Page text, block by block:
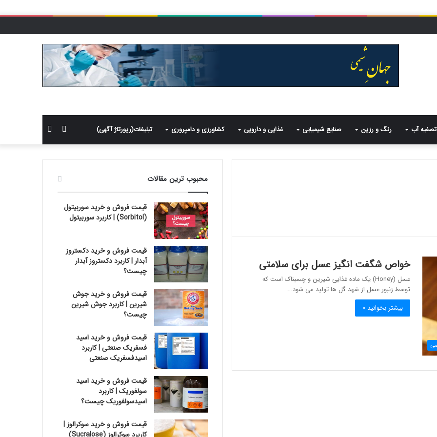
تصفیه آب رنگ و رزین صنایع شیمیایی غذایی و دارویی کشاورزی و دامپروری تبلیغات(رپورتاژ آگهی)
برای
سایدبار
خواص شگفت انگیز عسل برای سلامتی
عسل (Honey) یک ماده غذایی شیرین و چسبناک است که
توسط زنبور عسل از شهد گل ها تولید می شود.…
بیشتر بخوانید »
محبوب ترین مقالات
قیمت فروش و خرید سوربیتول
(Sorbitol) | کاربرد سوربیتول
قیمت فروش و خرید دکستروز
آبدار | کاربرد دکستروز آبدار
چیست؟
قیمت فروش و خرید جوش
شیرین | کاربرد جوش شیرین
چیست؟
قیمت فروش و خرید اسید
فسفریک صنعتی | کاربرد
اسیدفسفریک صنعتی
قیمت فروش و خرید اسید
سولفوریک | کاربرد
اسیدسولفوریک چیست؟
قیمت فروش و خرید سوکرالوز |
کاربرد سوکرالوز (Sucralose)